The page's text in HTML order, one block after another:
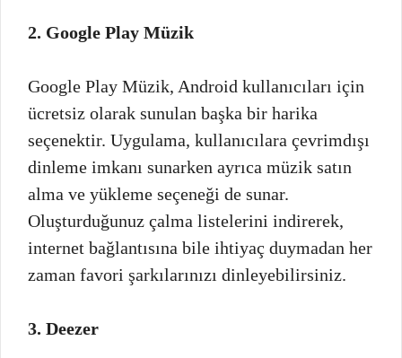
2. Google Play Müzik
Google Play Müzik, Android kullanıcıları için
ücretsiz olarak sunulan başka bir harika
seçenektir. Uygulama, kullanıcılara çevrimdışı
dinleme imkanı sunarken ayrıca müzik satın
alma ve yükleme seçeneği de sunar.
Oluşturduğunuz çalma listelerini indirerek,
internet bağlantısına bile ihtiyaç duymadan her
zaman favori şarkılarınızı dinleyebilirsiniz.
3. Deezer